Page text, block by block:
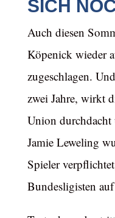
SICH
Auch diesen
Köpenick wieder
zugeschlagen.
zwei Jahre, wirkt
Union
Jamie Leweling
Spieler
Bundesligisten